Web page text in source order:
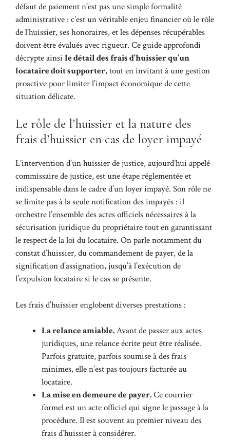
défaut de paiement n’est pas une simple formalité
administrative : c’est un véritable enjeu financier où le rôle
de l’huissier, ses honoraires, et les dépenses récupérables
doivent être évalués avec rigueur. Ce guide approfondi
décrypte ainsi le détail des frais d’huissier qu’un
locataire doit supporter, tout en invitant à une gestion
proactive pour limiter l’impact économique de cette
situation délicate.
Le rôle de l’huissier et la nature des
frais d’huissier en cas de loyer impayé
L’intervention d’un huissier de justice, aujourd’hui appelé
commissaire de justice, est une étape réglementée et
indispensable dans le cadre d’un loyer impayé. Son rôle ne
se limite pas à la seule notification des impayés : il
orchestre l’ensemble des actes officiels nécessaires à la
sécurisation juridique du propriétaire tout en garantissant
le respect de la loi du locataire. On parle notamment du
constat d’huissier, du commandement de payer, de la
signification d’assignation, jusqu’à l’exécution de
l’expulsion locataire si le cas se présente.
Les frais d’huissier englobent diverses prestations :
La relance amiable.Avant de passer aux actes
juridiques, une relance écrite peut être réalisée.
Parfois gratuite, parfois soumise à des frais
minimes, elle n’est pas toujours facturée au
locataire.
La mise en demeure de payer.Ce courrier
formel est un acte officiel qui signe le passage à la
procédure. Il est souvent au premier niveau des
frais d’huissier à considérer.